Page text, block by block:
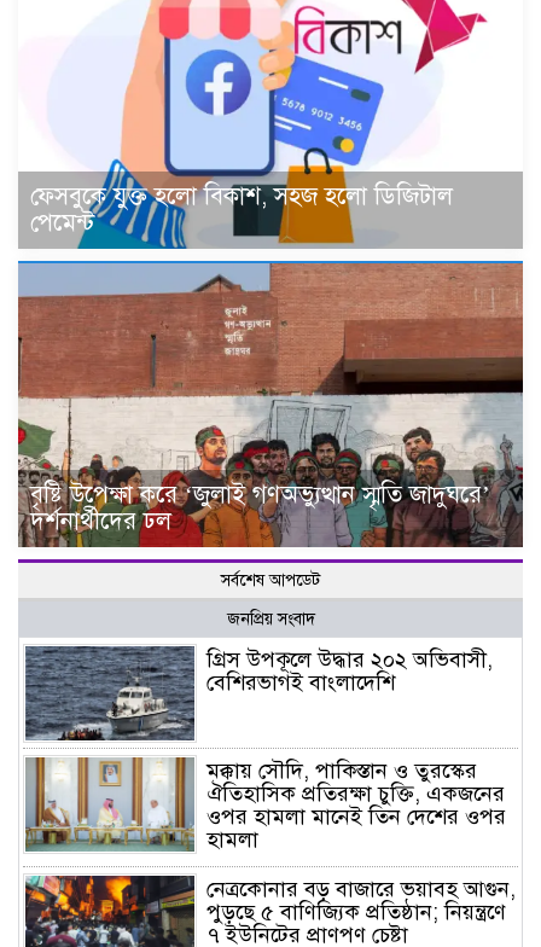
ফেসবুকে যুক্ত হলো বিকাশ, সহজ হলো ডিজিটাল
পেমেন্ট
বৃষ্টি উপেক্ষা করে ‘জুলাই গণঅভ্যুত্থান স্মৃতি জাদুঘরে’
দর্শনার্থীদের ঢল
সর্বশেষ আপডেট
জনপ্রিয় সংবাদ
গ্রিস উপকূলে উদ্ধার ২০২ অভিবাসী,
বেশিরভাগই বাংলাদেশি
মক্কায় সৌদি, পাকিস্তান ও তুরস্কের
ঐতিহাসিক প্রতিরক্ষা চুক্তি, একজনের
ওপর হামলা মানেই তিন দেশের ওপর
হামলা
নেত্রকোনার বড় বাজারে ভয়াবহ আগুন,
পুড়ছে ৫ বাণিজ্যিক প্রতিষ্ঠান; নিয়ন্ত্রণে
৭ ইউনিটের প্রাণপণ চেষ্টা